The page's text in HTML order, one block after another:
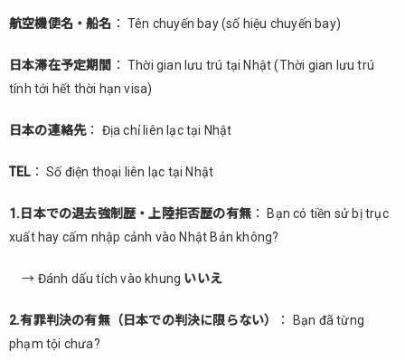
航空機便名・船名 ： Tên chuyến bay (số hiệu chuyến bay)
日本滞在予定期間 ： Thời gian lưu trú tại Nhật (Thời gian lưu trú
tính tới hết thời hạn visa)
日本の連絡先： Địa chỉ liên lạc tại Nhật
TEL： Số điện thoại liên lạc tại Nhật
1.日本での退去強制歴・上陸拒否歴の有無 ： Bạn có tiền sử bị trục
xuất hay cấm nhập cảnh vào Nhật Bản không?
→ Đánh dấu tích vào khung いいえ
2.有罪判決の有無（日本での判決に限らない）
： Bạn đã từng
phạm tội chưa?